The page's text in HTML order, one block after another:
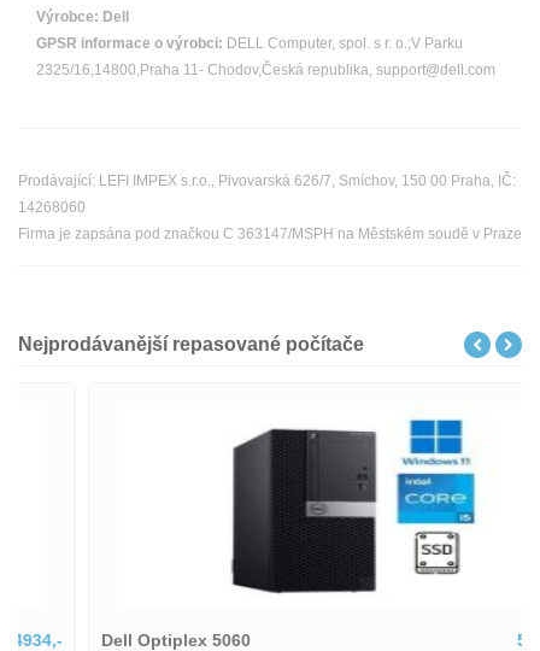
Výrobce: Dell
GPSR informace o výrobci: DELL Computer, spol. s r. o.;V Parku
2325/16,14800,Praha 11- Chodov,Česká republika, support@dell.com
Prodávající: LEFI IMPEX s.r.o., Pivovarská 626/7, Smíchov, 150 00 Praha, IČ:
14268060
Firma je zapsána pod značkou C 363147/MSPH na Městském soudě v Praze
Nejprodávanější repasované počítače
Dell Optiplex 5060